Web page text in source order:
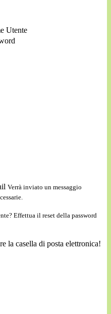
Utente
Verrà inviato un messaggio
Effettua il reset della password
la casella di posta elettronica!